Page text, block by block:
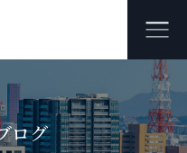
工ログ